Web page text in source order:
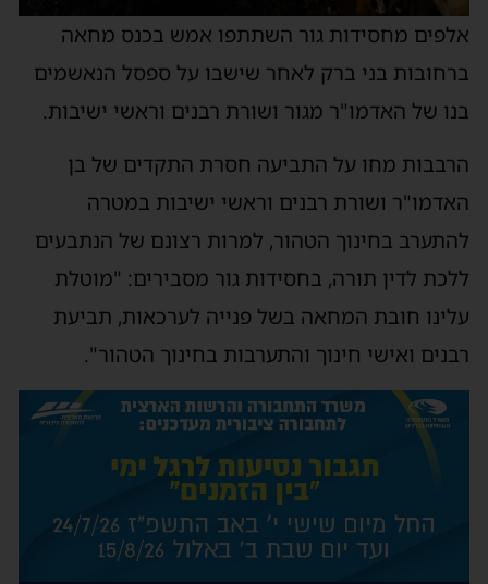
אלפים מחסידות גור השתתפו אמש בכנס מחאה
ברחובות בני ברק לאחר שישבו על ספסל הנאשמים
בנו של האדמו"ר מגור ושורת רבנים וראשי ישיבות.
הרבבות מחו על התביעה חסרת התקדים של בן
האדמו"ר ושורת רבנים וראשי ישיבות במטרה
להתערב בחינוך הטהור, למרות רצונם של הנתבעים
ללכת לדין תורה, בחסידות גור מסבירים: "מוטלת
עלינו חובת המחאה בשל פנייה לערכאות, תביעת
רבנים ואישי חינוך והתערבות בחינוך הטהור".